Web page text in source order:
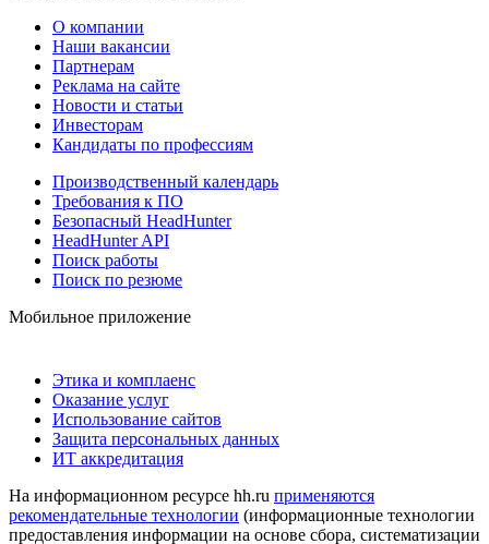
О компании
Наши вакансии
Партнерам
Реклама на сайте
Новости и статьи
Инвесторам
Кандидаты по профессиям
Производственный календарь
Требования к ПО
Безопасный HeadHunter
HeadHunter API
Поиск работы
Поиск по резюме
Мобильное приложение
Этика и комплаенс
Оказание услуг
Использование сайтов
Защита персональных данных
ИТ аккредитация
На информационном ресурсе hh.ru применяются
рекомендательные технологии (информационные технологии
предоставления информации на основе сбора, систематизации